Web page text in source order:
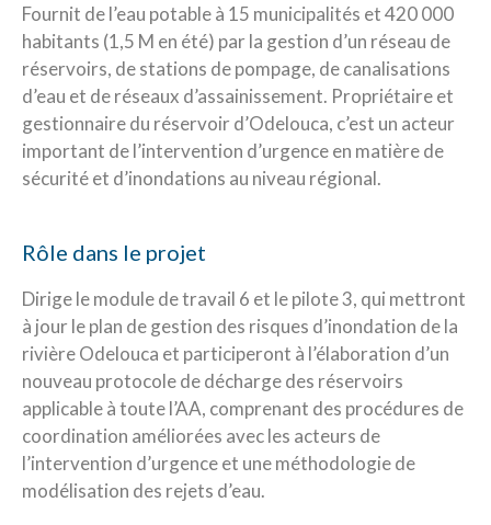
Fournit de l’eau potable à 15 municipalités et 420 000
habitants (1,5 M en été) par la gestion d’un réseau de
réservoirs, de stations de pompage, de canalisations
d’eau et de réseaux d’assainissement. Propriétaire et
gestionnaire du réservoir d’Odelouca, c’est un acteur
important de l’intervention d’urgence en matière de
sécurité et d’inondations au niveau régional.
Rôle dans le projet
Dirige le module de travail 6 et le pilote 3, qui mettront
à jour le plan de gestion des risques d’inondation de la
rivière Odelouca et participeront à l’élaboration d’un
nouveau protocole de décharge des réservoirs
applicable à toute l’AA, comprenant des procédures de
coordination améliorées avec les acteurs de
l’intervention d’urgence et une méthodologie de
modélisation des rejets d’eau.